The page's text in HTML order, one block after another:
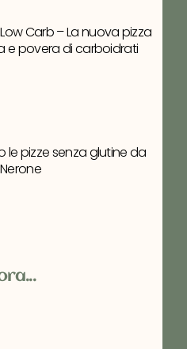
Carb – La nuova pizza
e povera di carboidrati
le pizze senza glutine da